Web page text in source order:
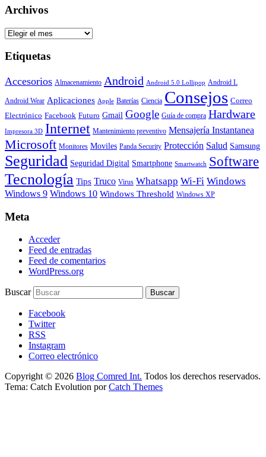
Archivos
Archivos
Etiquetas
Accesorios Almacenamiento Android Android 5.0 Lollipop Android L
Android Wear Aplicaciones Apple Baterías Ciencia Consejos Correo
Electrónico Facebook Futuro Gmail Google Guía de compra Hardware
Impresora 3D Internet Mantenimiento preventivo Mensajería Instantanea
Microsoft Monitores Moviles Panda Security Protección Salud Samsung
Seguridad Seguridad Digital Smartphone Smartwatch Software
Tecnología Tips Truco Virus Whatsapp Wi-Fi Windows
Windows 9 Windows 10 Windows Threshold Windows XP
Meta
Acceder
Feed de entradas
Feed de comentarios
WordPress.org
Buscar
Facebook
Twitter
RSS
Instagram
Correo electrónico
Copyright © 2026 Blog Comred Int. Todos los derechos reservados.
Tema: Catch Evolution porCatch Themes